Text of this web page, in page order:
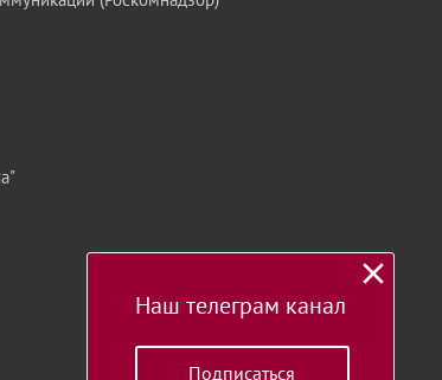
Наш телеграм канал
Подписаться